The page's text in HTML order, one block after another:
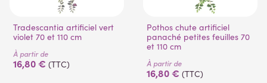
Tradescantia artificiel vert
violet 70 et 110 cm
À partir de
16,80 € (TTC)
Pothos chute artificiel
panaché petites feuilles 70
et 110 cm
À partir de
16,80 € (TTC)